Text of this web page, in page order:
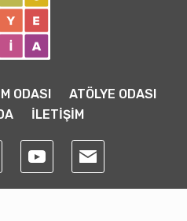
ODASI
ATÖLYE ODASI
İLETİŞİM